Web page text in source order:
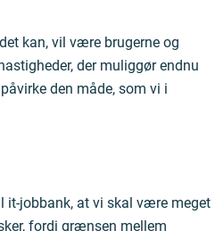
kan, vil være brugerne og
der muliggør endnu
den måde, som vi i
it-jobbank, at vi skal være meget
fordi grænsen mellem